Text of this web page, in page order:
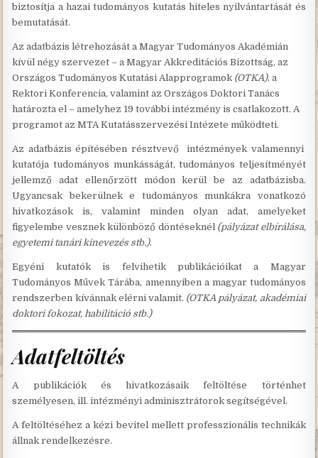
biztosítja a hazai tudományos kutatás hiteles nyilvántartását és
bemutatását.
Az adatbázis létrehozását a Magyar Tudományos Akadémián
kívül négy szervezet – a Magyar Akkreditációs Bizottság, az
Országos Tudományos Kutatási Alapprogramok (OTKA), a
Rektori Konferencia, valamint az Országos Doktori Tanács
határozta el – amelyhez 19 további intézmény is csatlakozott. A
programot az MTA Kutatásszervezési Intézete működteti.
Az adatbázis építésében résztvevő intézmények valamennyi
kutatója tudományos munkásságát, tudományos teljesítményét
jellemző adat ellenőrzött módon kerül be az adatbázisba.
Ugyancsak bekerülnek e tudományos munkákra vonatkozó
hivatkozások is, valamint minden olyan adat, amelyeket
figyelembe vesznek különböző döntéseknél (pályázat elbírálása,
egyetemi tanári kinevezés stb.).
Egyéni kutatók is felvihetik publikációikat a Magyar
Tudományos Művek Tárába, amennyiben a magyar tudományos
rendszerben kívánnak elérni valamit. (OTKA pályázat, akadémiai
doktori fokozat, habilitáció stb.)
Adatfeltöltés
A publikációk és hivatkozásaik feltöltése történhet
személyesen, ill. intézményi adminisztrátorok segítségével.
A feltöltéséhez a kézi bevitel mellett professzionális technikák
állnak rendelkezésre.